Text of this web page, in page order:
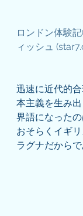
ロンドン体験
ィッシュ
迅速に近代的
本主義を生み
界語になった
おそらくイギ
ラグナだから